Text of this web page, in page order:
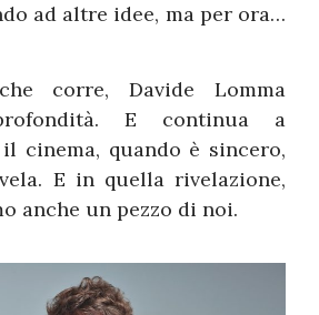
ad altre idee, ma per ora…
corre, Davide Lomma
E continua a
cinema, quando è sincero,
E in quella rivelazione,
anche un pezzo di noi.